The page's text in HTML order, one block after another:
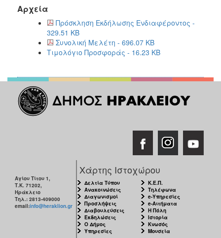
ΗΡΑΚΛΕΙΟ
Αρχεία
Πρόσκληση Εκδήλωσης Ενδιαφέροντος -
329.51 KB
Συνολική Μελέτη - 696.07 KB
Τιμολόγιο Προσφοράς - 16.23 KB
Αγίου Τίτου 1,
Τ.Κ. 71202,
Ηράκλειο
Τηλ.: 2813-409000
email:info@heraklion.gr
Χάρτης Ιστοχώρου
Δελτία Τύπου
Ανακοινώσεις
Διαγωνισμοί
Προσλήψεις
Διαβουλεύσεις
Εκδηλώσεις
Ο Δήμος
Υπηρεσίες
Κ.Ε.Π.
Τηλέφωνα
e-Υπηρεσίες
e-Αιτήματα
Η Πόλη
Ιστορία
Κνωσός
Μουσεία